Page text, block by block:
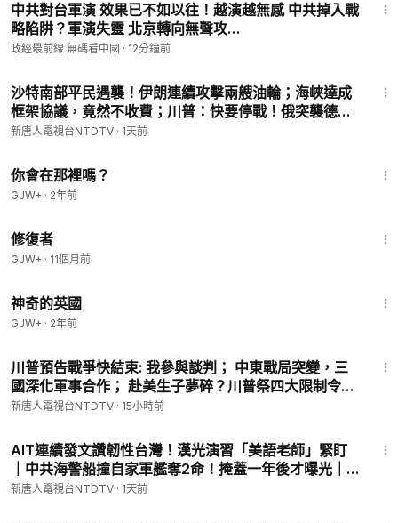
中共對台軍演 效果已不如以往！越演越無感 中共掉入戰
略陷阱？軍演失靈 北京轉向無聲攻
台..@democratictaiwanchannel
政經最前線 無碼看中國 · 12分鐘前
沙特南部平民遇襲！伊朗連續攻擊兩艘油輪；海峽達成
框架協議，竟然不收費；川普：快要停戰！俄突襲德國
貨船、烏急推平價版「愛國者」；台灣軍演登場！劍指
新唐人電視台NTDTV · 1天前
你會在那裡嗎？
GJW+ · 2年前
修復者
GJW+ · 11個月前
神奇的英國
GJW+ · 2年前
川普預告戰爭快結束: 我參與談判； 中東戰局突變，三
國深化軍事合作； 赴美生子夢碎？川普祭四大限制令；
又一中國罕病兒，死於基因編輯試驗【早間環球直擊】
新唐人電視台NTDTV · 15小時前
AIT連續發文讚韌性台灣！漢光演習「美語老師」緊盯
｜中共海警船撞自家軍艦奪2命！掩蓋一年後才曝光｜
20260807(五)｜新唐人電視台
新唐人電視台NTDTV · 1天前